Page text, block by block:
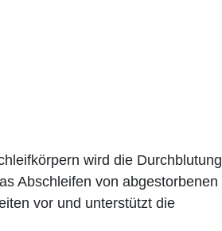
wird die Durchblutung
Abschleifen von abgestorbenen
vor und unterstützt die